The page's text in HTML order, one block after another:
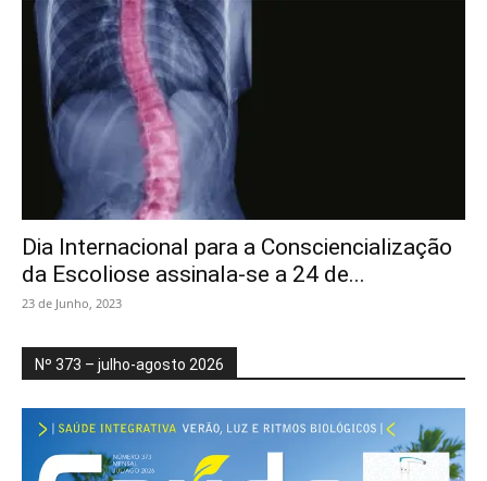
Dia Internacional para a Consciencialização
da Escoliose assinala-se a 24 de...
23 de Junho, 2023
Nº 373 – julho-agosto 2026